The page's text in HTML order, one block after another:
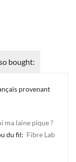
bought:
provenant
ma laine pique ?
du fil: Fibre Lab